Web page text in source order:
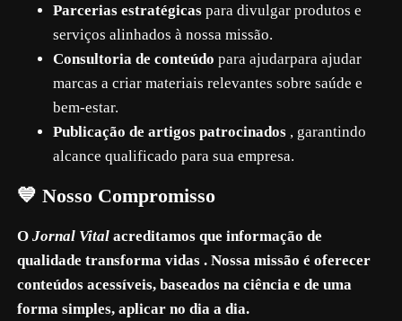
Parcerias estratégicaspara divulgar produtos e
serviços alinhados à nossa missão.
Consultoria de conteúdo para ajudarpara ajudar
marcas a criar materiais relevantes sobre saúde e
bem-estar.
Publicação de artigos patrocinados, garantindo
alcance qualificado para sua empresa.
💙 Nosso Compromisso
O Jornal Vitalacreditamos que informação de
qualidade transforma vidas . Nossa missão é oferecer
conteúdos acessíveis, baseados na ciência e de uma
forma simples, aplicar no dia a dia.